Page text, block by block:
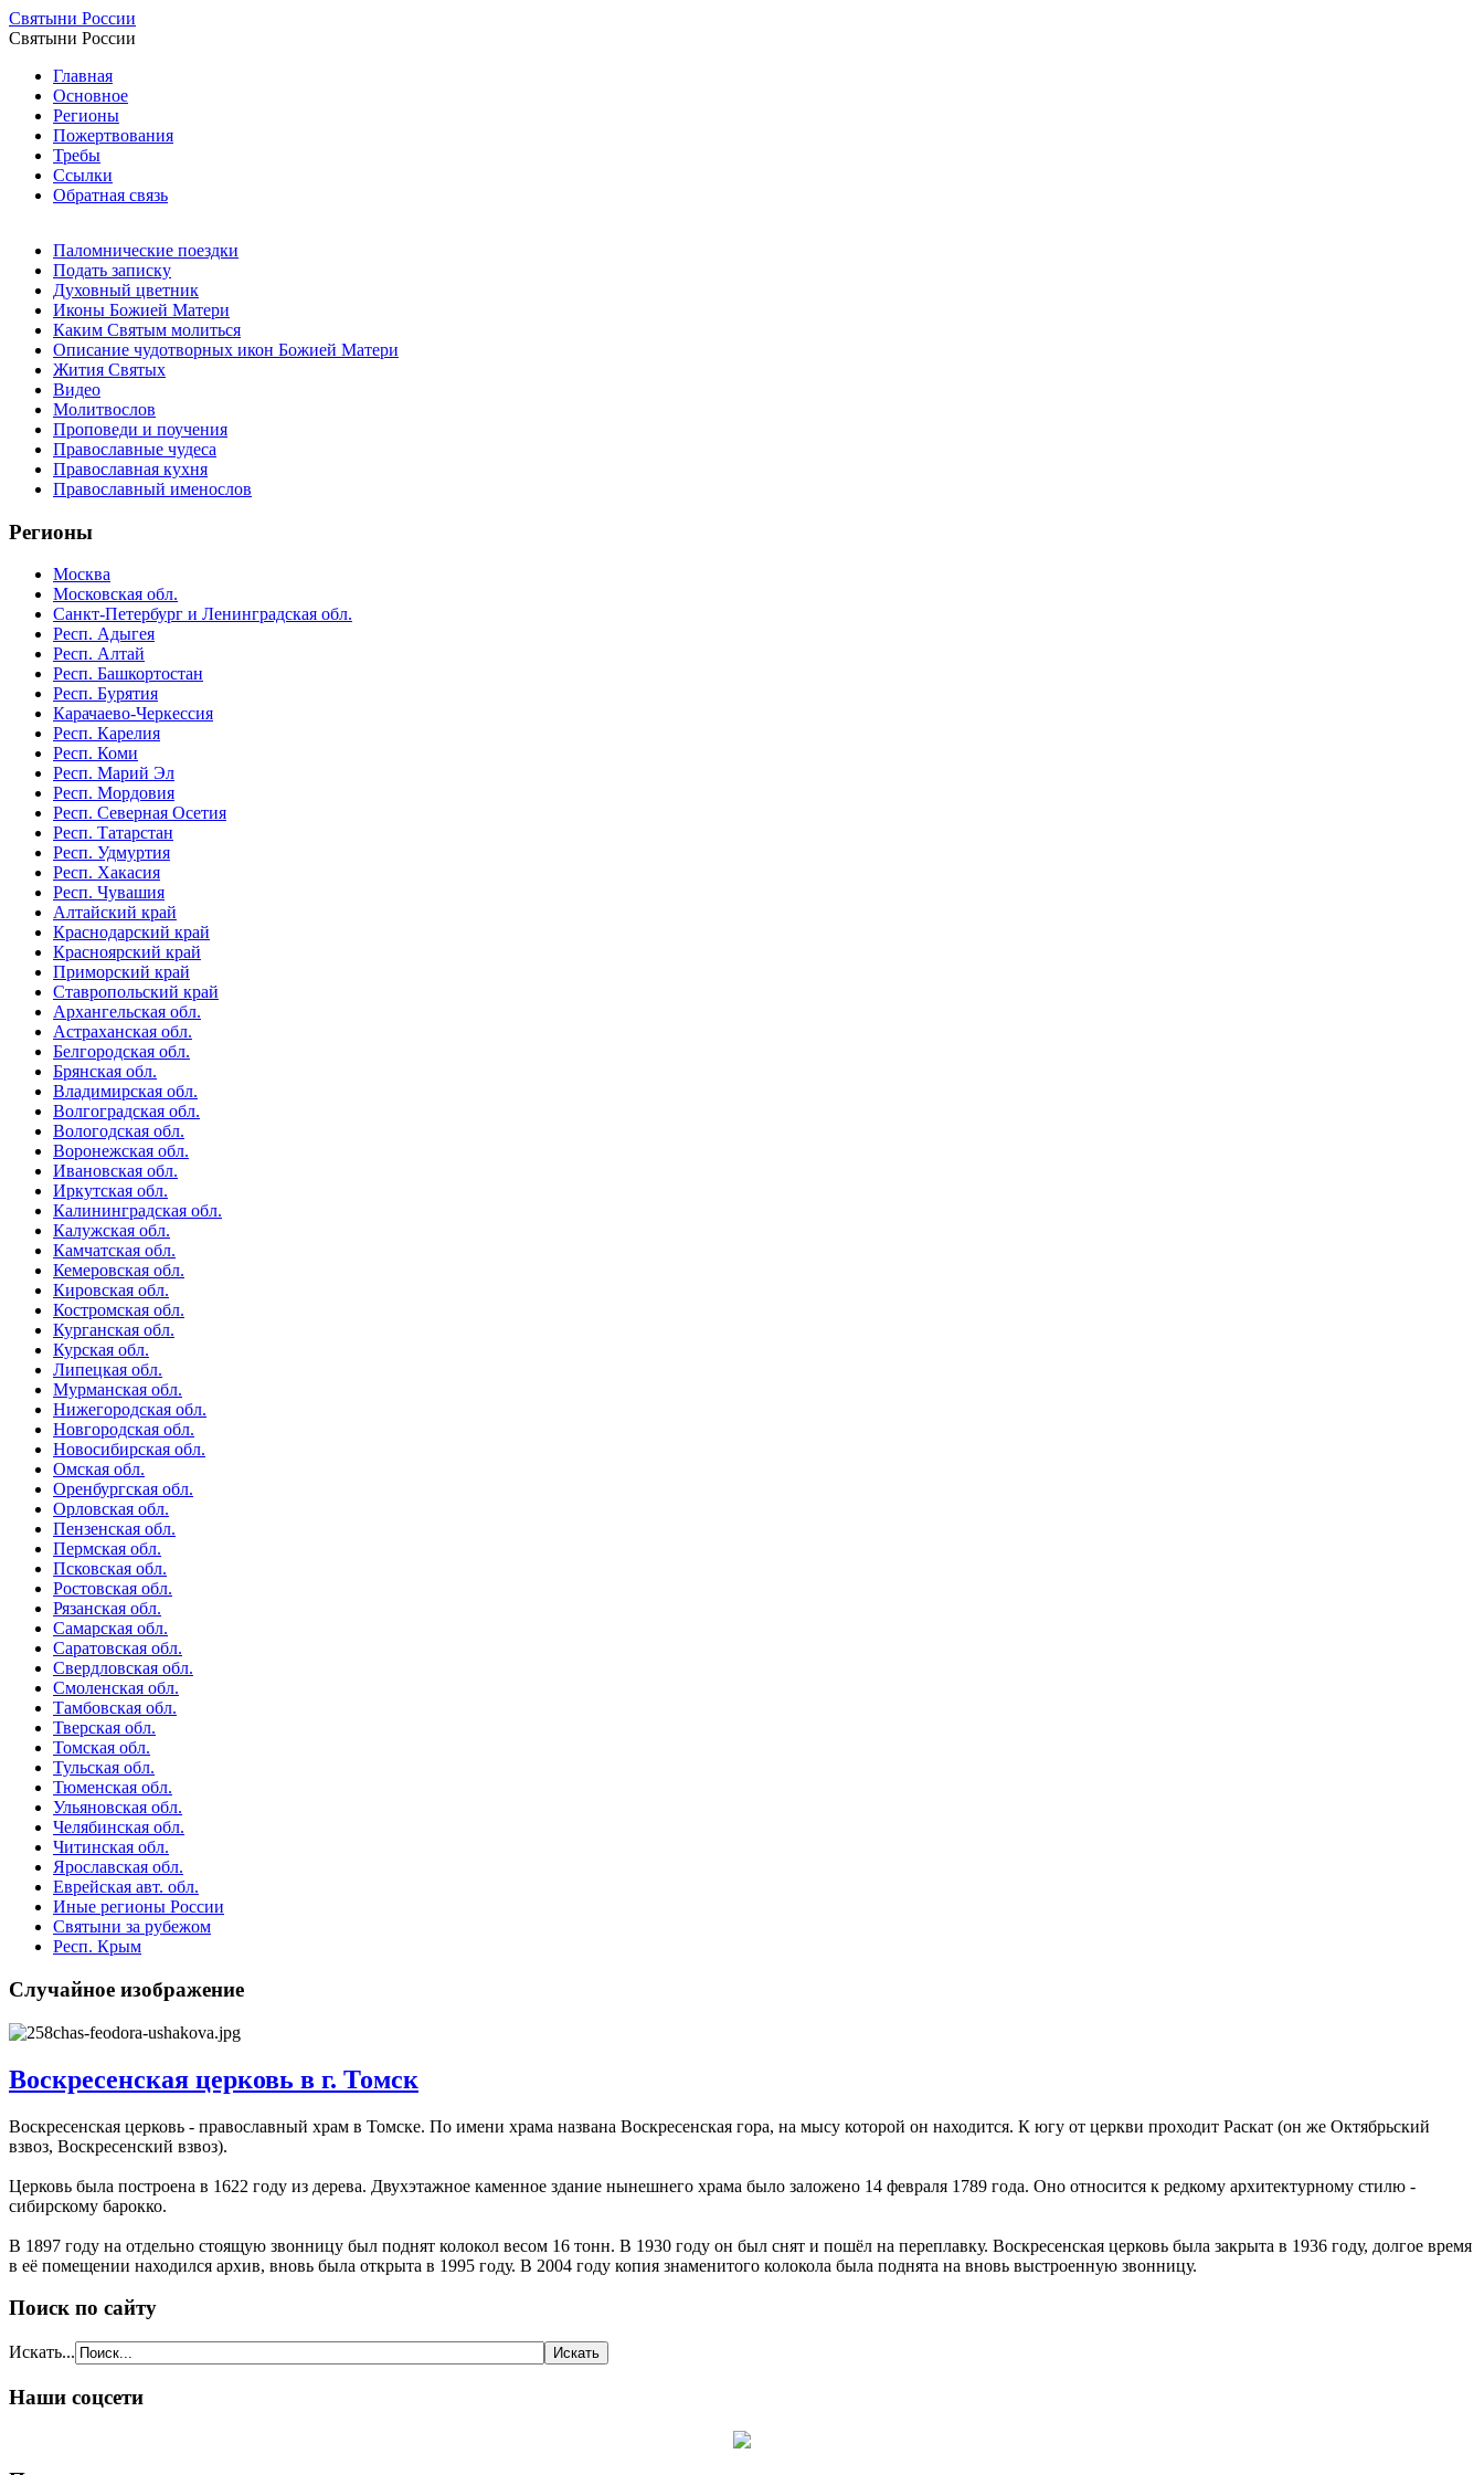
Святыни России
Святыни России
Главная
Основное
Регионы
Пожертвования
Требы
Ссылки
Обратная связь
Паломнические поездки
Подать записку
Духовный цветник
Иконы Божией Матери
Каким Святым молиться
Описание чудотворных икон Божией Матери
Жития Святых
Видео
Молитвослов
Проповеди и поучения
Православные чудеса
Православная кухня
Православный именослов
Регионы
Москва
Московская обл.
Санкт-Петербург и Ленинградская обл.
Респ. Адыгея
Респ. Алтай
Респ. Башкортостан
Респ. Бурятия
Карачаево-Черкессия
Респ. Карелия
Респ. Коми
Респ. Марий Эл
Респ. Мордовия
Респ. Северная Осетия
Респ. Татарстан
Респ. Удмуртия
Респ. Хакасия
Респ. Чувашия
Алтайский край
Краснодарский край
Красноярский край
Приморский край
Ставропольский край
Архангельская обл.
Астраханская обл.
Белгородская обл.
Брянская обл.
Владимирская обл.
Волгоградская обл.
Вологодская обл.
Воронежская обл.
Ивановская обл.
Иркутская обл.
Калининградская обл.
Калужская обл.
Камчатская обл.
Кемеровская обл.
Кировская обл.
Костромская обл.
Курганская обл.
Курская обл.
Липецкая обл.
Мурманская обл.
Нижегородская обл.
Новгородская обл.
Новосибирская обл.
Омская обл.
Оренбургская обл.
Орловская обл.
Пензенская обл.
Пермская обл.
Псковская обл.
Ростовская обл.
Рязанская обл.
Самарская обл.
Саратовская обл.
Свердловская обл.
Смоленская обл.
Тамбовская обл.
Тверская обл.
Томская обл.
Тульская обл.
Тюменская обл.
Ульяновская обл.
Челябинская обл.
Читинская обл.
Ярославская обл.
Еврейская авт. обл.
Иные регионы России
Святыни за рубежом
Респ. Крым
Случайное изображение
Воскресенская церковь в г. Томск
Воскресенская церковь - православный храм в Томске. По имени храма названа Воскресенская гора, на мысу которой он находится. К югу от церкви проходит Раскат (он же Октябрьский
взвоз, Воскресенский взвоз).
Церковь была построена в 1622 году из дерева. Двухэтажное каменное здание нынешнего храма было заложено 14 февраля 1789 года. Оно относится к редкому архитектурному стилю -
сибирскому барокко.
В 1897 году на отдельно стоящую звонницу был поднят колокол весом 16 тонн. В 1930 году он был снят и пошёл на переплавку. Воскресенская церковь была закрыта в 1936 году, долгое время
в её помещении находился архив, вновь была открыта в 1995 году. В 2004 году копия знаменитого колокола была поднята на вновь выстроенную звонницу.
Поиск по сайту
Искать...
Наши соцсети